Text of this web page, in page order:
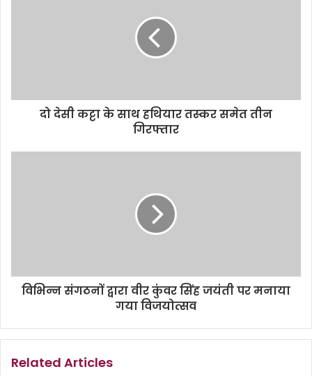
e
दो देसी कट्टा के साथ हथियार तस्कर समेत तीन
गिरफ्तार
विभिन्न संगठनों द्वारा वीर कुंवर सिंह जयंती पर मनाया
गया विजयोत्सव
Related Articles